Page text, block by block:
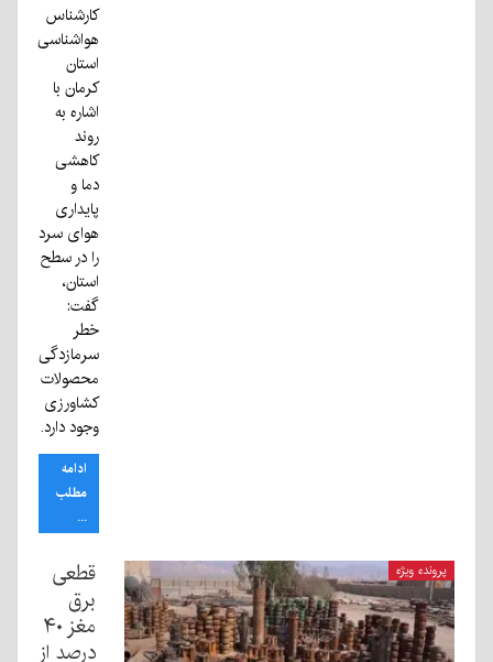
کارشناس
هواشناسی
استان
کرمان با
اشاره به
روند
کاهشی
دما و
پایداری
هوای سرد
را در سطح
استان،
گفت:
خطر
سرمازدگی
محصولات
کشاورزی
وجود دارد.
ادامه
مطلب
...
پرونده ویژه
قطعی
برق
مغز ۴۰
درصد از